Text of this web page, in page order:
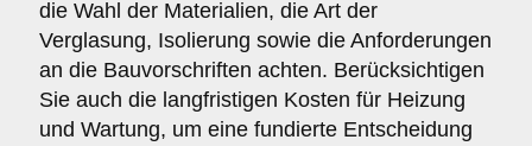
die Wahl der Materialien, die Art der
Verglasung, Isolierung sowie die Anforderungen
an die Bauvorschriften achten. Berücksichtigen
Sie auch die langfristigen Kosten für Heizung
und Wartung, um eine fundierte Entscheidung